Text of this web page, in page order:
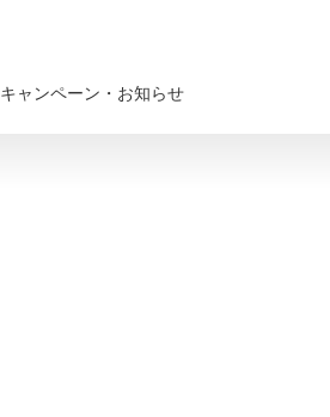
キャンペーン・お知らせ